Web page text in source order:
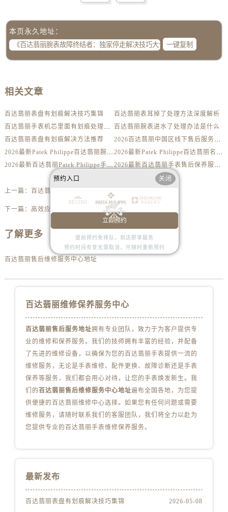
安徽省池州市贵池区长江路百达翡丽售后服务中心（需提前预约）
安徽省滁州市琅琊区南谯北路百达翡丽售后服务中心（需提前预约）
安徽省阜阳市颍州区颍州北路百达翡丽售后服务中心（需提前预约）
福建省龙岩市新罗区九一南路百达翡丽售后服务中心（需提前预约）
江苏省徐州市鼓楼区淮海东路29号苏宁广场IFC国际金融中心35层3508室百达翡丽售后服务中心（需提前预约）
本页永久地址：
一键复制
相关文章
百达翡丽表盘有划痕解决技巧集锦
百达翡丽表耳掉了处理方法深度解析
百达翡丽手表机芯里面有划痕处理方法详解
百达翡丽腕表进水了处理办法是什么
百达翡丽表盘有划痕解决方法推荐
2026百达翡丽中国区线下售后服务网点升级优化公告（最新电话及地址）
2026最新Patek Philippe百达翡丽腕表维修保养服务中心网点地址实地探访报告
2026最新Patek Philippe百达翡丽名表售后维修服务中心地址考察报告
2026最新百达翡丽Patek Philippe手表官方维修保养网点地址调研报告
2026最新百达翡丽手表售后保养服务中心地址调研报告
上一篇： 百达翡丽不戴自动停走？修复指南与保养秘籍
下一篇： 高效应对：百达翡丽腕表锈迹去除全攻略
了解更多
百达翡丽售后维修服务中心地址
百达翡丽维修保养服务中心
百达翡丽售后服务地址拥有专业团队，致力于为客户提供专
业的维修和保养服务。我们的技师拥有丰富的经验，并配备
了先进的维修设备，以确保为您的百达翡丽手表提供一流的
维修服务，无论是手表维修、配件更换、故障诊断还是手表
保养等服务，我们都会用心对待，让您的手表焕发新生。我
们的 百达翡丽售后维修服务中心地址遍布全国各地，为您提
供便捷的百达翡丽维修中心选择。如果您有任何问题或需要
维修服务，请随时联系我们的客服团队，我们将全力以赴为
您提供专业的百达翡丽手表维修保养服务。
最新发布
百达翡丽表盘有划痕解决技巧集锦 2026-05-08
预约入口 关闭
立即预约
提前预约免排队，到店即享服务
预约时间有变无需取消，可随时重新预约